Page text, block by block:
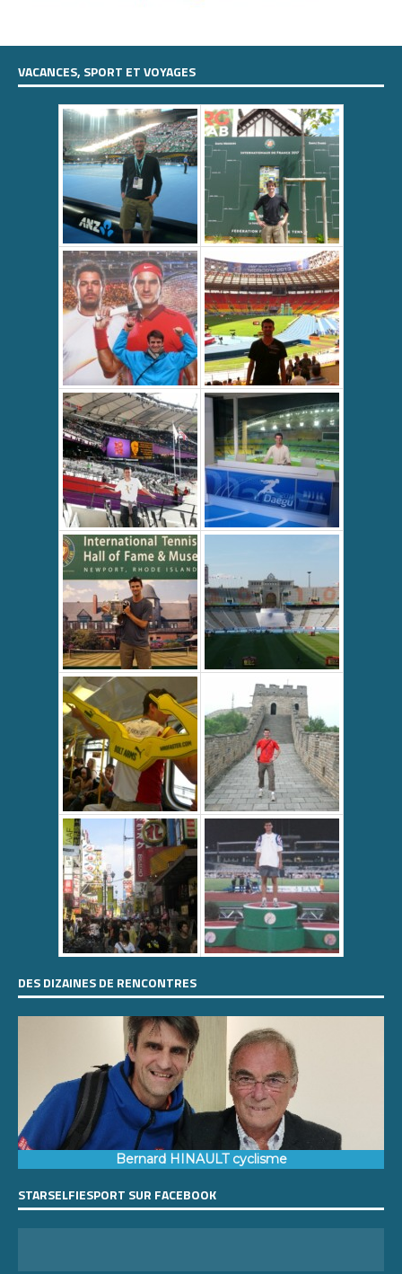
VACANCES, SPORT ET VOYAGES
DES DIZAINES DE RENCONTRES
Bernard HINAULT cyclisme
STARSELFIESPORT SUR FACEBOOK